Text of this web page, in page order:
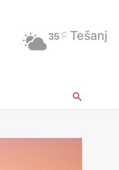
35 C Tešanj